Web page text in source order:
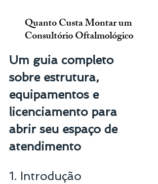
Quanto Custa Montar um
Consultório Oftalmológico
Um guia completo
sobre estrutura,
equipamentos e
licenciamento para
abrir seu espaço de
atendimento
1. Introdução